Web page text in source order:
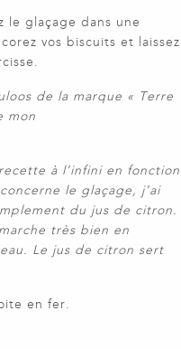
le glaçage dans une
vos biscuits et laissez
de la marque « Terre
mon
à l’infini en fonction
le glaçage, j’ai
du jus de citron.
très bien en
Le jus de citron sert
en fer.